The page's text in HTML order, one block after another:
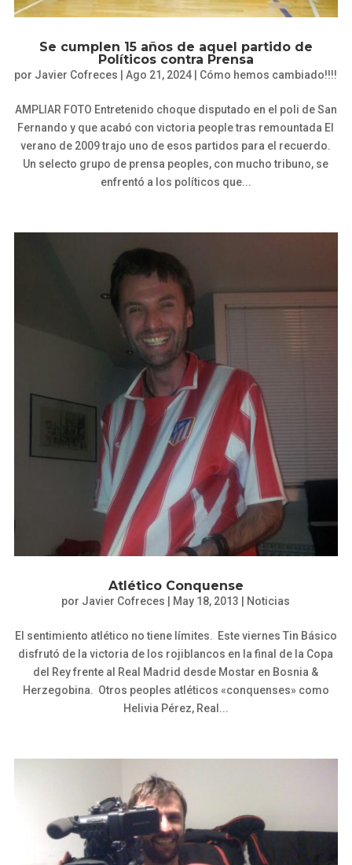
Se cumplen 15 años de aquel partido de
Políticos contra Prensa
por Javier Cofreces |Ago 21, 2024 Cómo hemos cambiado!!!!
AMPLIAR FOTO Entretenido choque disputado en el poli de San
Fernando y que acabó con victoria people tras remountada El
verano de 2009 trajo uno de esos partidos para el recuerdo.
Un selecto grupo de prensa peoples, con mucho tribuno, se
enfrentó a los políticos que...
Atlético Conquense
por Javier Cofreces May 18, 2013 Noticias
El sentimiento atlético no tiene límites. Este viernes Tin Básico
disfrutó de la victoria de los rojiblancos en la final de la Copa
del Rey frente al Real Madrid desde Mostar en Bosnia &
Herzegobina. Otros peoples atléticos «conquenses» como
Helivia Pérez, Real...